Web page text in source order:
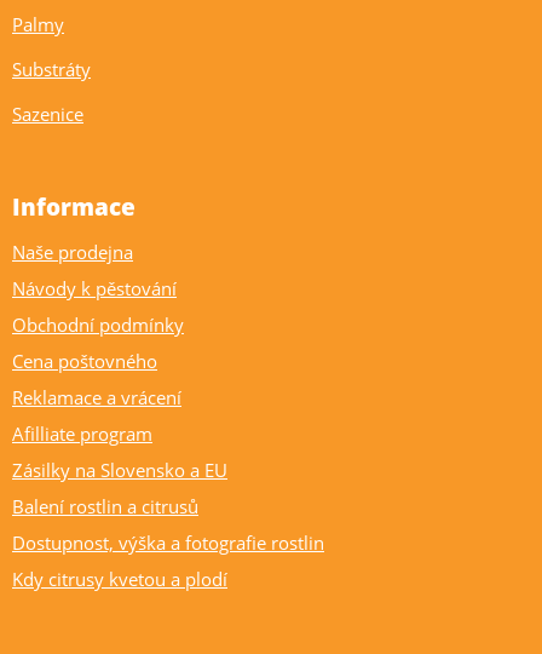
Palmy
Substráty
Sazenice
Informace
Naše prodejna
Návody k pěstování
Obchodní podmínky
Cena poštovného
Reklamace a vrácení
Afilliate program
Zásilky na Slovensko a EU
Balení rostlin a citrusů
Dostupnost, výška a fotografie rostlin
Kdy citrusy kvetou a plodí